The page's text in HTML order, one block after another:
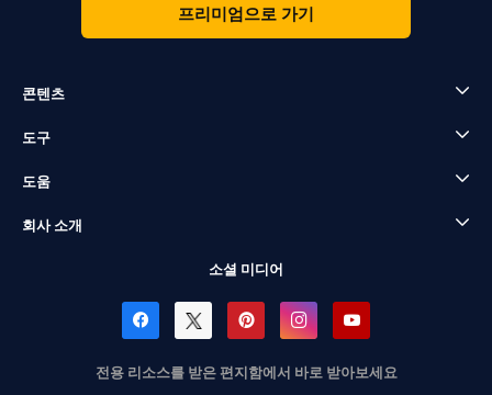
프리미엄으로 가기
콘텐츠
도구
도움
회사 소개
소셜 미디어
전용 리소스를 받은 편지함에서 바로 받아보세요